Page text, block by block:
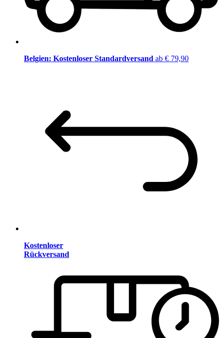
Belgien: Kostenloser Standardversand ab € 79,90
Kostenloser
Rückversand